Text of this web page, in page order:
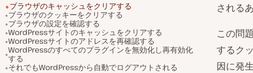
ブラウザのキャッシュをクリアする
ブラウザのクッキーをクリアする
ブラウザの設定を確認する
WordPressサイトのキャッシュをクリアする
WordPressサイトのアドレスを再確認する
WordPressのすべてのプラグインを無効化し再有効化
する
それでもWordPressから自動でログアウトされる
される
この問
するク
因に発